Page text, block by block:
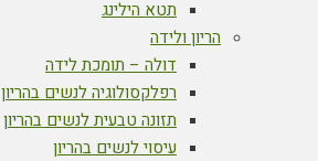
תטא הילינג
הריון ולידה
דולה – תומכת לידה
רפלקסולוגיה לנשים בהריון
תזונה טבעית לנשים בהריון
עיסוי לנשים בהריון